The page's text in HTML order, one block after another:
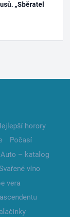
„Sběratel
horory
Počasí
Auto – katalog
víno
vera